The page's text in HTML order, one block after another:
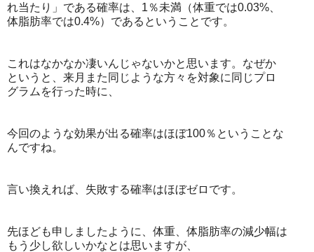
れ当たり」である確率は、1％未満（体重では0.03%、
体脂肪率では0.4%）であるということです。
これはなかなか凄いんじゃないかと思います。なぜか
というと、来月また同じような方々を対象に同じプロ
グラムを行った時に、
今回のような効果が出る確率はほぼ100％ということな
んですね。
言い換えれば、失敗する確率はほぼゼロです。
先ほども申しましたように、体重、体脂肪率の減少幅は
もう少し欲しいかなとは思いますが、